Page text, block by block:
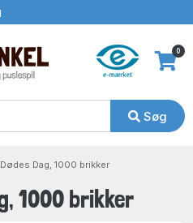
Søg
0
Dag, 1000 brikker
1000 brikker